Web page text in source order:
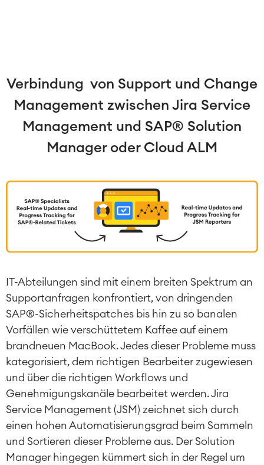
Verbindung von Support und Change
Management zwischen Jira Service
Management und SAP® Solution
Manager oder Cloud ALM
IT-Abteilungen sind mit einem breiten Spektrum an
Supportanfragen konfrontiert, von dringenden
SAP®-Sicherheitspatches bis hin zu so banalen
Vorfällen wie verschüttetem Kaffee auf einem
brandneuen MacBook. Jedes dieser Probleme muss
kategorisiert, dem richtigen Bearbeiter zugewiesen
und über die richtigen Workflows und
Genehmigungskanäle bearbeitet werden. Jira
Service Management (JSM) zeichnet sich durch
einen hohen Automatisierungsgrad beim Sammeln
und Sortieren dieser Probleme aus. Der Solution
Manager hingegen kümmert sich in der Regel um